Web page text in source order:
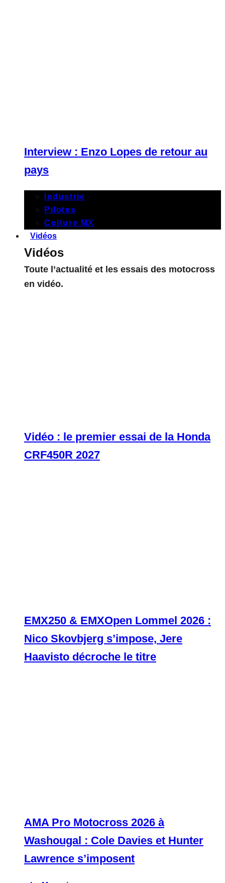
Interview : Enzo Lopes de retour au
pays
Industrie
Pilotes
Culture MX
Vidéos
Vidéos
Toute l’actualité et les essais des motocross
en vidéo.
Vidéo : le premier essai de la Honda
CRF450R 2027
EMX250 & EMXOpen Lommel 2026 :
Nico Skovbjerg s’impose, Jere
Haavisto décroche le titre
AMA Pro Motocross 2026 à
Washougal : Cole Davies et Hunter
Lawrence s’imposent